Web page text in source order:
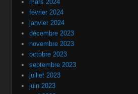
mars 2024
février 2024
janvier 2024
décembre 2023
novembre 2023
octobre 2023
septembre 2023
juillet 2023
juin 2023